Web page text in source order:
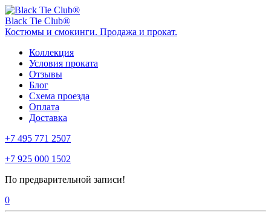
Black Tie Club®
Костюмы и смокинги. Продажа и прокат.
Коллекция
Условия проката
Отзывы
Блог
Схема проезда
Оплата
Доставка
+7 495 771 2507
+7 925 000 1502
По предварительной записи!
0